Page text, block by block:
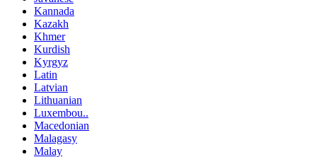
Kannada
Kazakh
Khmer
Kurdish
Kyrgyz
Latin
Latvian
Lithuanian
Luxembou..
Macedonian
Malagasy
Malay